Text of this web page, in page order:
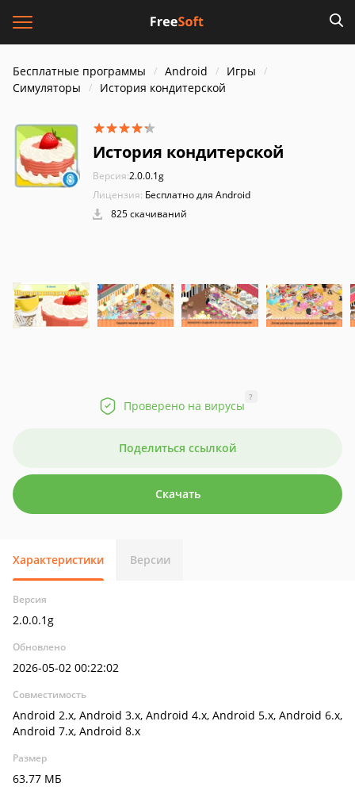
Бесплатные программы Android
Игры
Симуляторы
История кондитерской
История кондитерской
Версия:2.0.0.1g
Лицензия: Бесплатно для Android
825 скачиваний
Проверено на вирусы
?
Поделиться ссылкой
Скачать
Характеристики Версии
Версия
2.0.0.1g
Обновлено
2026-05-02 00:22:02
Совместимость
Android 2.x, Android 3.x, Android 4.x, Android 5.x, Android 6.x,
Android 7.x, Android 8.x
Размер
63.77 МБ